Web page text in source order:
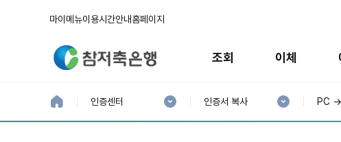
마이메뉴이용시간안내홈페이지
조회 이체
홈
재
1
류
인증센터
재
2
류
인증서 복사
재
3
류
PC →